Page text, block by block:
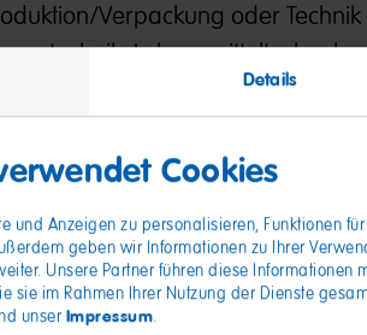
Details
Cookies
und Anzeigen zu personalisieren, Funktionen
geben wir Informationen zu Ihrer
Unsere Partner führen diese
sie im Rahmen Ihrer Nutzung der Dienste
unser Impressum.
Verpackung oder
absolviert haben
abgeschlossen haben
Programm Marketing mit
Erfahrungen und/oder